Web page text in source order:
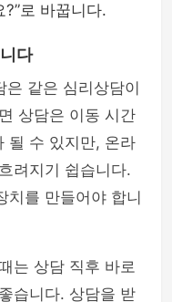
로 바꿉니다.
다
같은 심리상담이
상담은 이동 시간
될 수 있지만, 온라
려지기 쉽습니다.
치를 만들어야 합니
는 상담 직후 바로
습니다. 상담을 받